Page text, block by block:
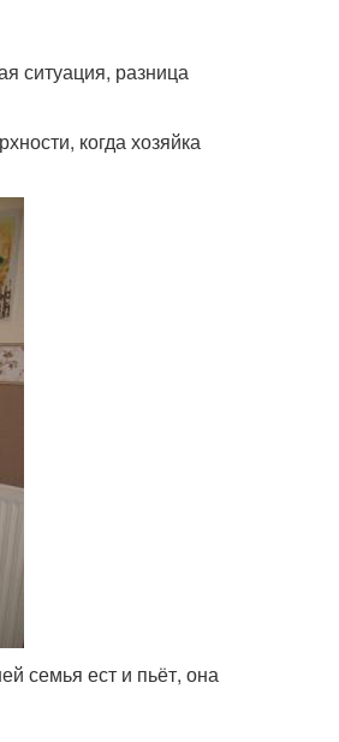
ситуация, разница
когда хозяйка
семья ест и пьёт, она